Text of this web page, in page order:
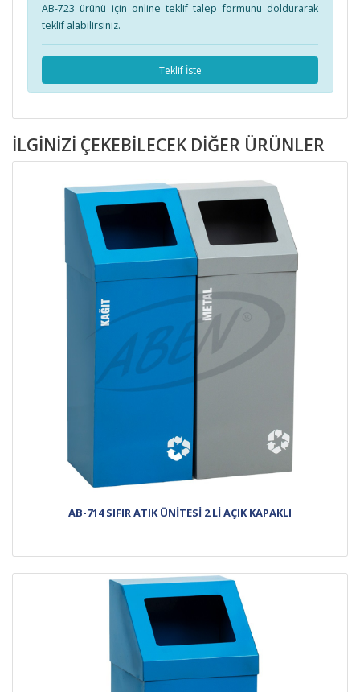
AB-723 ürünü için online teklif talep formunu doldurarak
teklif alabilirsiniz.
Teklif İste
İLGINIZI ÇEKEBILECEK DIĞER ÜRÜNLER
AB-714 SIFIR ATIK ÜNİTESİ 2 Lİ AÇIK KAPAKLI